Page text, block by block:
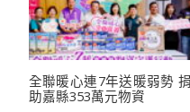
全聯暖心連7年送暖弱勢 捐
助嘉縣353萬元物資